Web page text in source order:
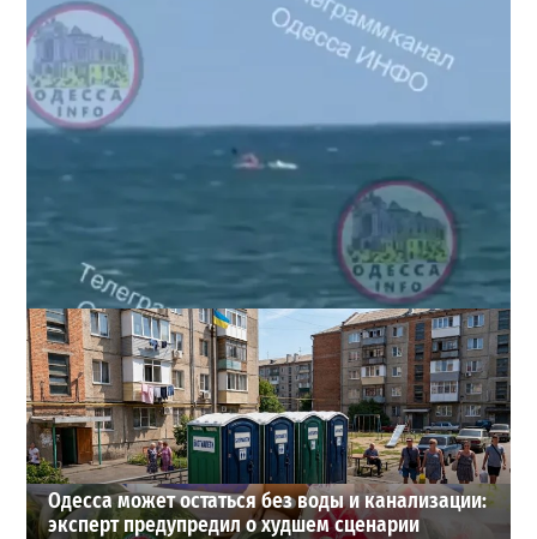
Под Одессой уносит в море ребенка на матрасе и
мужчину: идет спасательная операция
2026-07-28
ВИБОР РЕДАКЦИИ
Одесса может остаться без воды и канализации:
эксперт предупредил о худшем сценарии